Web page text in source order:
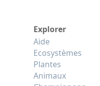
Explorer
Aide
Ecosystèmes
Plantes
Animaux